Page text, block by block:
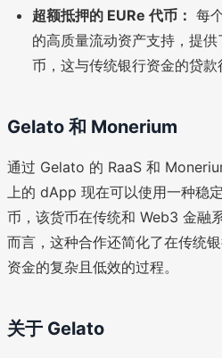
超额抵押的 EURe 代币： 每
的高质量流动资产支持，提
币，这与传统银行资金的贷款
Gelato 和 Monerium
通过 Gelato 的 RaaS 和
上的 dApp 现在可以使用一种稳
币，该货币在传统和 Web3 金融
而言，这种合作还简化了在传统
资金的复杂且低效的过程。
关于 Gelato